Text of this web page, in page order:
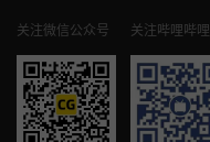
关注微信公众号 关注哔哩哔哩